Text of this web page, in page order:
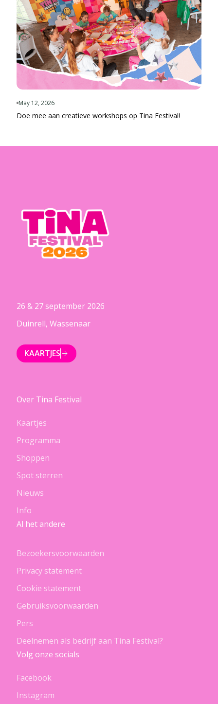
May 12, 2026
Doe mee aan creatieve workshops op Tina Festival!
26 & 27 september 2026
Duinrell, Wassenaar
KAARTJES
Over Tina Festival
Kaartjes
Programma
Shoppen
Spot sterren
Nieuws
Info
Al het andere
Bezoekersvoorwaarden
Privacy statement
Cookie statement
Gebruiksvoorwaarden
Pers
Deelnemen als bedrijf aan Tina Festival?
Volg onze socials
Facebook
Instagram